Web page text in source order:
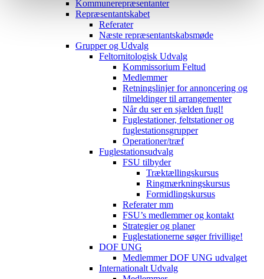
Kommunerepræsentanter
Repræsentantskabet
Referater
Næste repræsentantskabsmøde
Grupper og Udvalg
Feltornitologisk Udvalg
Kommissorium Feltud
Medlemmer
Retningslinjer for annoncering og
tilmeldinger til arrangementer
Når du ser en sjælden fugl!
Fuglestationer, feltstationer og
fuglestationsgrupper
Operationer/træf
Fuglestationsudvalg
FSU tilbyder
Træktællingskursus
Ringmærkningskursus
Formidlingskursus
Referater mm
FSU’s medlemmer og kontakt
Strategier og planer
Fuglestationerne søger frivillige!
DOF UNG
Medlemmer DOF UNG udvalget
Internationalt Udvalg